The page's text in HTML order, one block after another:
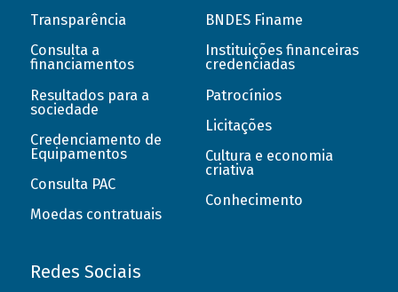
Transparência
Consulta a
financiamentos
Resultados para a
sociedade
Credenciamento de
Equipamentos
Consulta PAC
Moedas contratuais
BNDES Finame
Instituições financeiras
credenciadas
Patrocínios
Licitações
Cultura e economia
criativa
Conhecimento
Redes Sociais